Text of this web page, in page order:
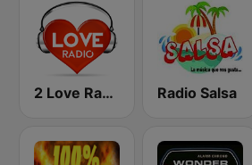
2 Love Radio Radio Salsa